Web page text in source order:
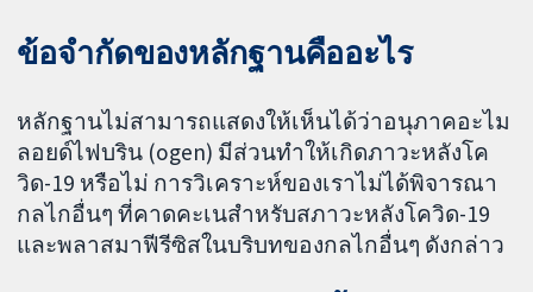
ข้อจำกัดของหลักฐานคืออะไร
หลักฐานไม่สามารถแสดงให้เห็นได้ว่าอนุภาคอะไม
ลอยด์ไฟบริน (ogen) มีส่วนทำให้เกิดภาวะหลังโค
วิด-19 หรือไม่ การวิเคราะห์ของเราไม่ได้พิจารณา
กลไกอื่นๆ ที่คาดคะเนสำหรับสภาวะหลังโควิด-19
และพลาสมาฟีรีซิสในบริบทของกลไกอื่นๆ ดังกล่าว